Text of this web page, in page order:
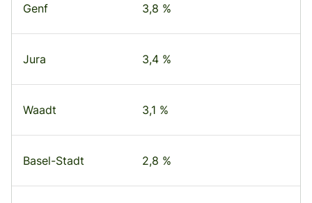
Genf 3,8 %
Jura 3,4 %
Waadt 3,1 %
Basel-Stadt 2,8 %